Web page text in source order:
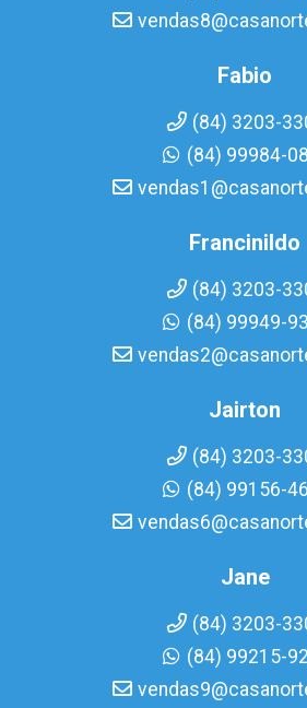
Fabio
(84) 3203-
(84) 99984-
Francinildo
(84) 3203-
(84) 99949-
Jairton
(84) 3203-
(84) 99156-
Jane
(84) 3203-
(84) 99215-